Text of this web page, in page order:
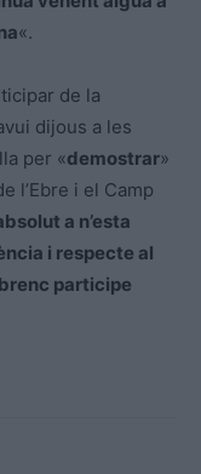
«.
de la
dijous a les
per «demostrar»
l’Ebre i el Camp
a n’esta
i respecte al
participe